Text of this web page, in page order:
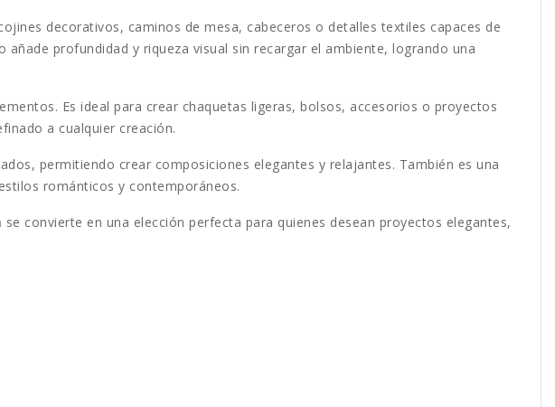
decorativos, caminos de mesa, cabeceros o detalles textiles capaces de
profundidad y riqueza visual sin recargar el ambiente, logrando una
Es ideal para crear chaquetas ligeras, bolsos, accesorios o proyectos
a cualquier creación.
permitiendo crear composiciones elegantes y relajantes. También es una
románticos y contemporáneos.
se convierte en una elección perfecta para quienes desean proyectos elegantes,